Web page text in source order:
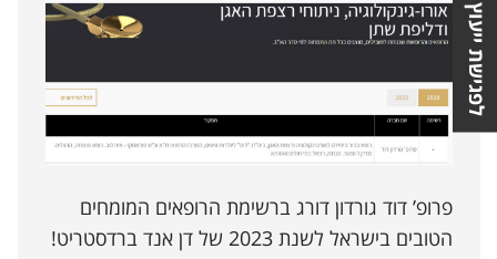
פרופ’ דוד גורדון דורג ברשימת הרופאים המומחים
הטובים בישראל לשנת 2023 של דן אנד ברדסטריט!
לפגישת ייעוץ